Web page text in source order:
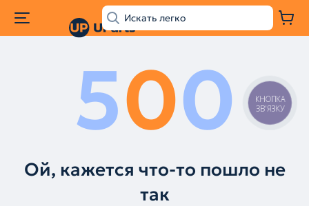
500
Ой, кажется что-то пошло не
так
КНОПКА
ЗВ'ЯЗКУ